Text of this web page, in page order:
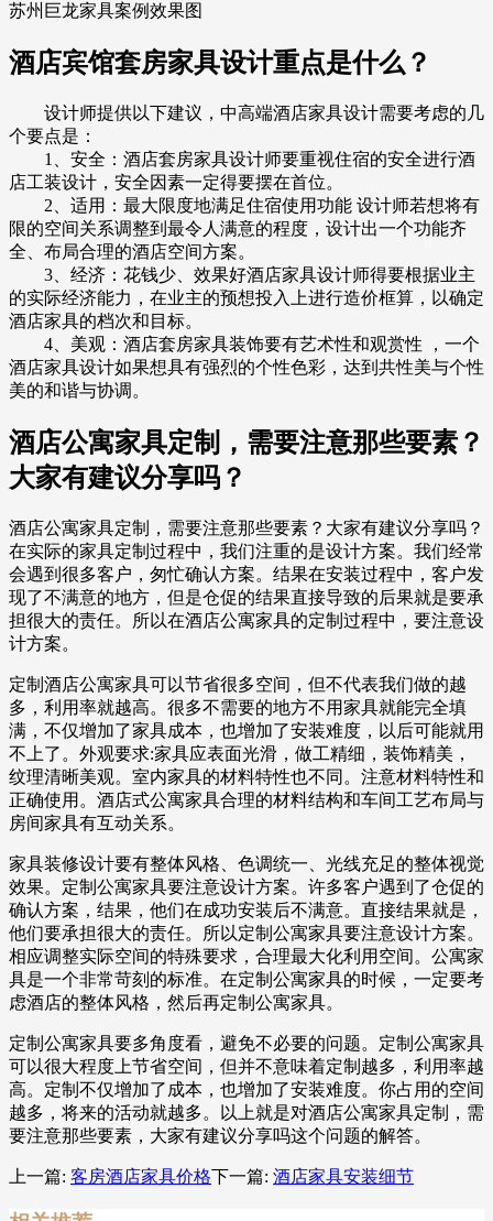
苏州巨龙家具案例效果图
酒店宾馆套房家具设计重点是什么？
设计师提供以下建议，中高端酒店家具设计需要考虑的几
个要点是：
1、安全：酒店套房家具设计师要重视住宿的安全进行酒
店工装设计，安全因素一定得要摆在首位。
2、适用：最大限度地满足住宿使用功能 设计师若想将有
限的空间关系调整到最令人满意的程度，设计出一个功能齐
全、布局合理的酒店空间方案。
3、经济：花钱少、效果好酒店家具设计师得要根据业主
的实际经济能力，在业主的预想投入上进行造价框算，以确定
酒店家具的档次和目标。
4、美观：酒店套房家具装饰要有艺术性和观赏性 ，一个
酒店家具设计如果想具有强烈的个性色彩，达到共性美与个性
美的和谐与协调。
酒店公寓家具定制，需要注意那些要素？
大家有建议分享吗？
酒店公寓家具定制，需要注意那些要素？大家有建议分享吗？
在实际的家具定制过程中，我们注重的是设计方案。我们经常
会遇到很多客户，匆忙确认方案。结果在安装过程中，客户发
现了不满意的地方，但是仓促的结果直接导致的后果就是要承
担很大的责任。所以在酒店公寓家具的定制过程中，要注意设
计方案。
定制酒店公寓家具可以节省很多空间，但不代表我们做的越
多，利用率就越高。很多不需要的地方不用家具就能完全填
满，不仅增加了家具成本，也增加了安装难度，以后可能就用
不上了。外观要求:家具应表面光滑，做工精细，装饰精美，
纹理清晰美观。室内家具的材料特性也不同。注意材料特性和
正确使用。酒店式公寓家具合理的材料结构和车间工艺布局与
房间家具有互动关系。
家具装修设计要有整体风格、色调统一、光线充足的整体视觉
效果。定制公寓家具要注意设计方案。许多客户遇到了仓促的
确认方案，结果，他们在成功安装后不满意。直接结果就是，
他们要承担很大的责任。所以定制公寓家具要注意设计方案。
相应调整实际空间的特殊要求，合理最大化利用空间。公寓家
具是一个非常苛刻的标准。在定制公寓家具的时候，一定要考
虑酒店的整体风格，然后再定制公寓家具。
定制公寓家具要多角度看，避免不必要的问题。定制公寓家具
可以很大程度上节省空间，但并不意味着定制越多，利用率越
高。定制不仅增加了成本，也增加了安装难度。你占用的空间
越多，将来的活动就越多。以上就是对酒店公寓家具定制，需
要注意那些要素，大家有建议分享吗这个问题的解答。
上一篇: 客房酒店家具价格下一篇: 酒店家具安装细节